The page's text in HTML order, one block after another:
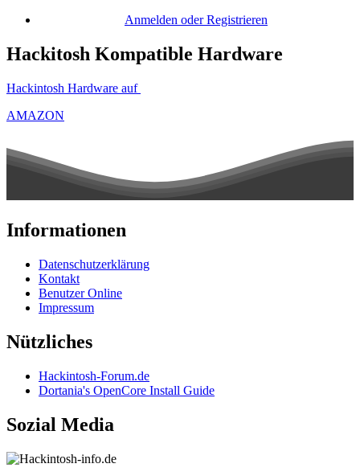
Anmelden oder Registrieren
Hackitosh Kompatible Hardware
Hackintosh Hardware auf
AMAZON
Informationen
Datenschutzerklärung
Kontakt
Benutzer Online
Impressum
Nützliches
Hackintosh-Forum.de
Dortania's OpenCore Install Guide
Sozial Media